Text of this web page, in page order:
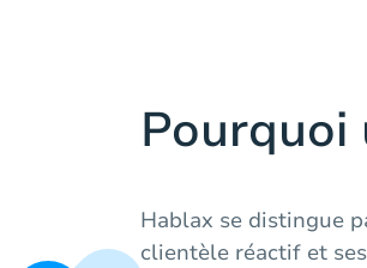
Hablax se distingue
clientèle réactif et